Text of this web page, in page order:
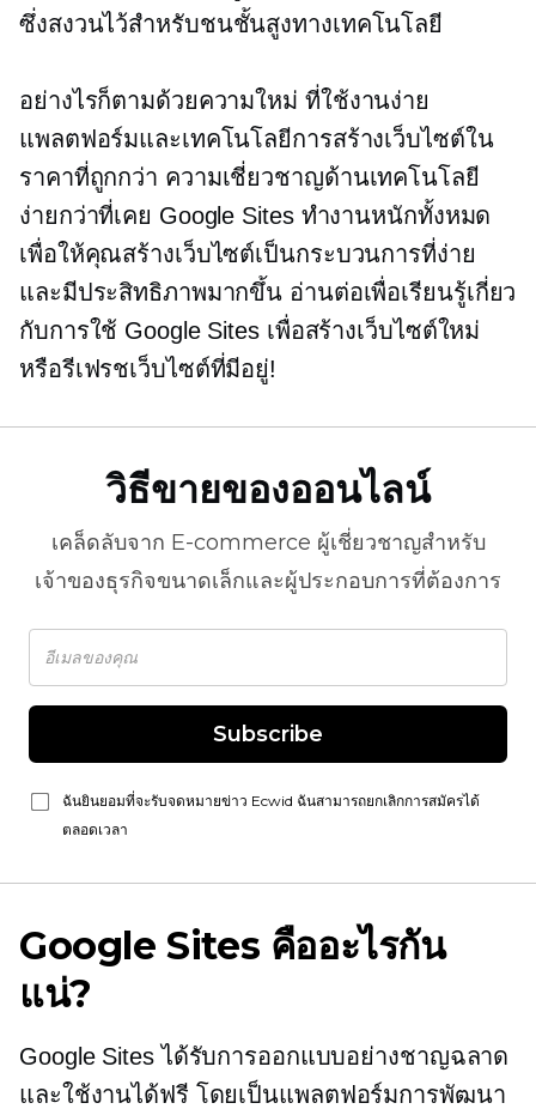
ซึ่งสงวนไว้สำหรับชนชั้นสูงทางเทคโนโลยี
อย่างไรก็ตามด้วยความใหม่ ที่ใช้งานง่าย
แพลตฟอร์มและเทคโนโลยีการสร้างเว็บไซต์ใน
ราคาที่ถูกกว่า ความเชี่ยวชาญด้านเทคโนโลยี
ง่ายกว่าที่เคย Google Sites ทำงานหนักทั้งหมด
เพื่อให้คุณสร้างเว็บไซต์เป็นกระบวนการที่ง่าย
และมีประสิทธิภาพมากขึ้น อ่านต่อเพื่อเรียนรู้เกี่ยว
กับการใช้ Google Sites เพื่อสร้างเว็บไซต์ใหม่
หรือรีเฟรชเว็บไซต์ที่มีอยู่!
วิธีขายของออนไลน์
เคล็ดลับจาก E-commerce ผู้เชี่ยวชาญสำหรับ
เจ้าของธุรกิจขนาดเล็กและผู้ประกอบการที่ต้องการ
Subscribe
ฉันยินยอมที่จะรับจดหมายข่าว Ecwid ฉันสามารถยกเลิกการสมัครได้
ตลอดเวลา
Google Sites คืออะไรกัน
แน่?
Google Sites ได้รับการออกแบบอย่างชาญฉลาด
และใช้งานได้ฟรี โดยเป็นแพลตฟอร์มการพัฒนา